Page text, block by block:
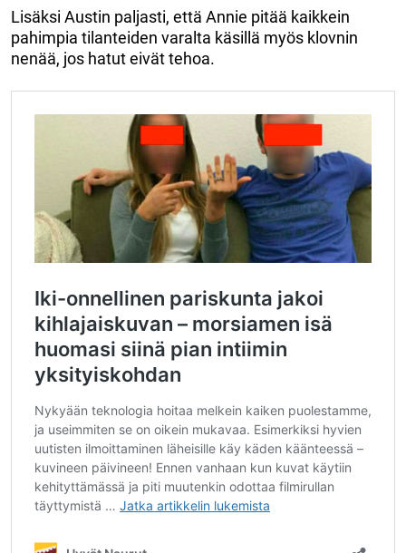
Lisäksi Austin paljasti, että Annie pitää kaikkein
pahimpia tilanteiden varalta käsillä myös klovnin
nenää, jos hatut eivät tehoa.